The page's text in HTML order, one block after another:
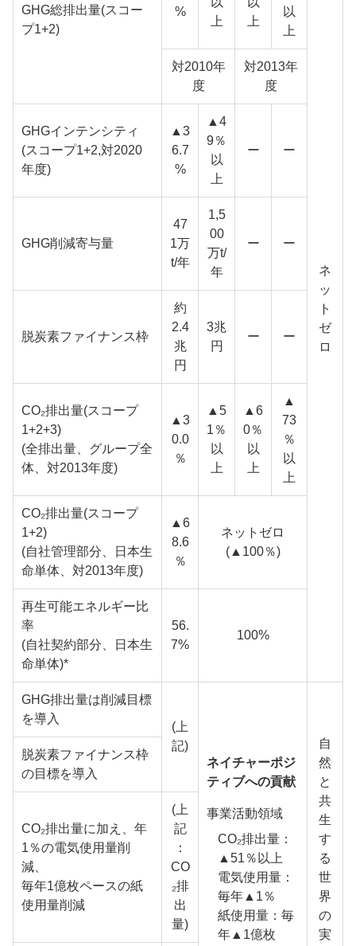
GHG総排出量(スコー
プ1+2)
%
上
上
以
上
ネ
ッ
ト
ゼ
ロ
対2010年
度
対2013年
度
GHGインテンシティ
(スコープ1+2,対2020
年度)
▲3
6.7
%
▲4
9％
以
上
ー ー
GHG削減寄与量
47
1万
t/年
1,5
00
万t/
年
ー ー
脱炭素ファイナンス枠
約
2.4
兆
円
3兆
円
ー ー
CO₂排出量(スコープ
1+2+3)
(全排出量、グループ全
体、対2013年度)
▲3
0.0
％
▲5
1％
以
上
▲6
0％
以
上
▲
73
％
以
上
CO₂排出量(スコープ
1+2)
(自社管理部分、日本生
命単体、対2013年度)
▲6
8.6
％
ネットゼロ
(▲100％)
再生可能エネルギー比
率
(自社契約部分、日本生
命単体)*
56.
7%
100%
GHG排出量は削減目標
を導入
(上
記)
ネイチャーポジ
ティブへの貢献
事業活動領域
CO₂排出量：
▲51％以上
電気使用量：
毎年▲1％
紙使用量：毎
年▲1億枚
自
然
と
共
生
す
る
世
界
の
実
脱炭素ファイナンス枠
の目標を導入
CO₂排出量に加え、年
1％の電気使用量削
減、
毎年1億枚ペースの紙
使用量削減
(上
記
：
CO
₂排
出
量)